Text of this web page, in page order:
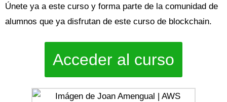
Únete ya a este curso y forma parte de la comunidad de
alumnos que ya disfrutan de este curso de blockchain.
Acceder al curso